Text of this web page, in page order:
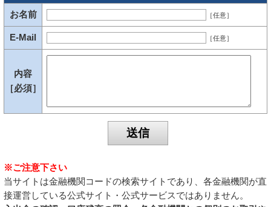
お名前 ［任意］
E-Mail ［任意］
内容
［必須］
※ご注意下さい
当サイトは金融機関コードの検索サイトであり、各金融機関が直
接運営している公式サイト・公式サービスではありません。